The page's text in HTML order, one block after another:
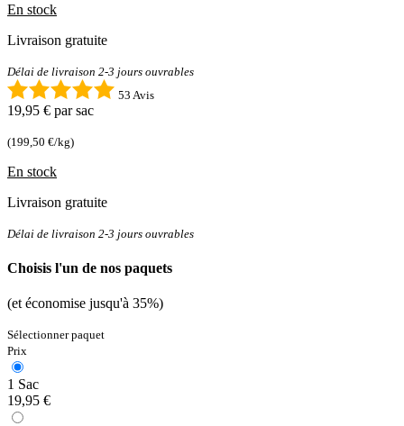
En stock
Livraison gratuite
Délai de livraison 2-3 jours ouvrables
53 Avis
19,95 € par sac
(199,50 €/kg)
En stock
Livraison gratuite
Délai de livraison 2-3 jours ouvrables
Choisis l'un de nos paquets
(et économise jusqu'à 35%)
Sélectionner paquet
Prix
1 Sac
19,95 €